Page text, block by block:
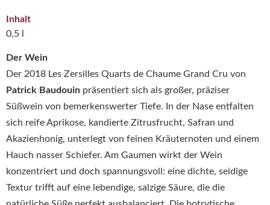
Der Wein
Der 2018 Les Zersilles Quarts de Chaume Grand Cru von
Patrick Baudouin präsentiert sich als großer, präziser
Süßwein von bemerkenswerter Tiefe. In der Nase entfalten
sich reife Aprikose, kandierte Zitrusfrucht, Safran und
Akazienhonig, unterlegt von feinen Kräuternoten und einem
Hauch nasser Schiefer. Am Gaumen wirkt der Wein
konzentriert und doch spannungsvoll: eine dichte, seidige
Textur trifft auf eine lebendige, salzige Säure, die die
Inhalt
0,5 l